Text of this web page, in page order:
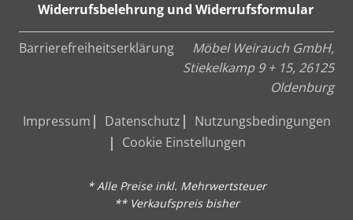
Widerrufsbelehrung und Widerrufsformular
Barrierefreiheitserklärung
Möbel Weirauch GmbH,
Stiekelkamp 9 + 15, 26125
Oldenburg
Impressum
Datenschutz
Nutzungsbedingungen
Cookie Einstellungen
* Alle Preise inkl. Mehrwertsteuer
** Verkaufspreis bisher